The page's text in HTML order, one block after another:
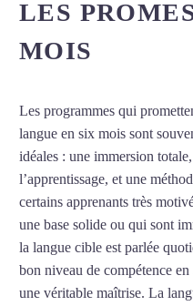
LES
MOIS
Les programmes qui
langue en six mois sont
idéales : une immersion
l’apprentissage, et une
certains apprenants très
une base solide ou qui sont
la langue cible est parlée
bon niveau de compétence
une véritable maîtrise. La